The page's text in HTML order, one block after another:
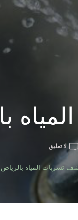
لا تعليق
كشف
بالرياض
تسربات المياه بالرياض